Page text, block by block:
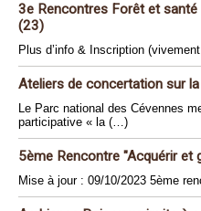
3e Rencontres Forêt et
(23)
Plus d’info & Inscription
Ateliers de concertation sur
Le Parc national des Cévennes
participative « la (…)
5ème Rencontre "Acquérir
Mise à jour : 09/10/2023 5ème